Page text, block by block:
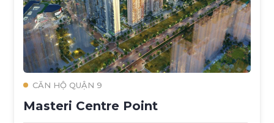
CĂN HỘ QUẬN 9
Masteri Centre Point